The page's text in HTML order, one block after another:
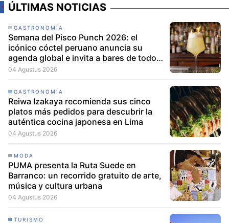
ÚLTIMAS NOTICIAS
GASTRONOMÍA
Semana del Pisco Punch 2026: el
icónico cóctel peruano anuncia su
agenda global e invita a bares de todo
el mundo a participar
04 Agustus 2026
GASTRONOMÍA
Reiwa Izakaya recomienda sus cinco
platos más pedidos para descubrir la
auténtica cocina japonesa en Lima
04 Agustus 2026
MODA
PUMA presenta la Ruta Suede en
Barranco: un recorrido gratuito de arte,
música y cultura urbana
04 Agustus 2026
TURISMO